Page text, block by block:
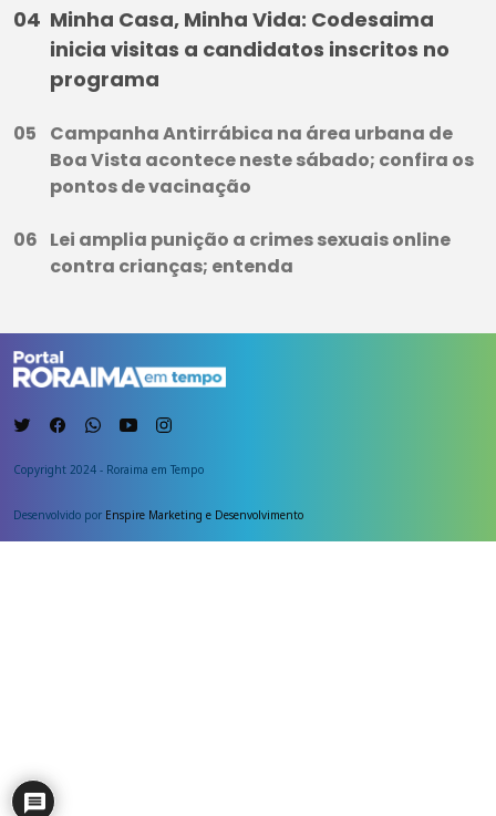
Minha Casa, Minha Vida: Codesaima
inicia visitas a candidatos inscritos no
programa
Campanha Antirrábica na área urbana de
Boa Vista acontece neste sábado; confira os
pontos de vacinação
Lei amplia punição a crimes sexuais online
contra crianças; entenda
Copyright 2024 - Roraima em Tempo
Desenvolvido por Enspire Marketing e Desenvolvimento